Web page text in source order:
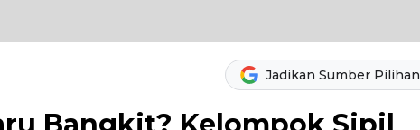
Jadikan Sumber Pilihan